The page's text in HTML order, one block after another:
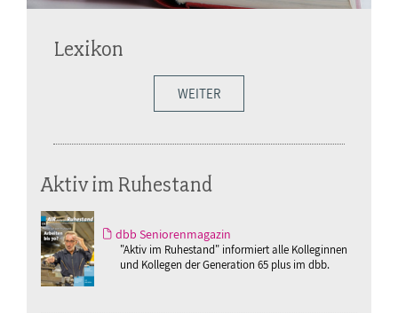
Lexikon
WEITER
Aktiv im Ruhestand
dbb Seniorenmagazin
"Aktiv im Ruhestand" informiert alle Kolleginnen
und Kollegen der Generation 65 plus im dbb.